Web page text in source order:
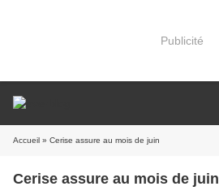
Publicité
Accueil » Cerise assure au mois de juin
Cerise assure au mois de juin